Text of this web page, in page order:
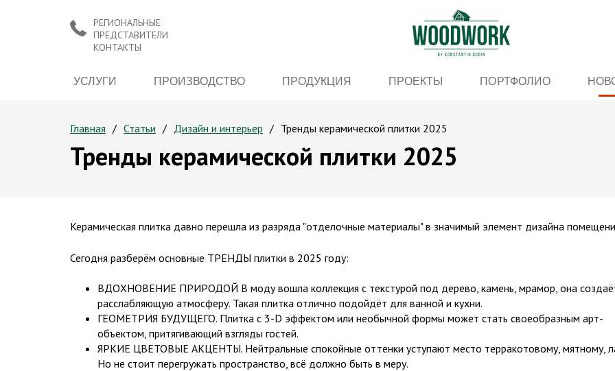
РЕГИОНАЛЬНЫЕ
ПРЕДСТАВИТЕЛИ
КОНТАКТЫ
УСЛУГИ ПРОИЗВОДСТВО ПРОДУКЦИЯ ПРОЕКТЫ ПОРТФОЛИО
Главная Статьи Дизайн и интерьер Тренды керамической плитки 2025
Тренды керамической плитки 2025
Керамическая плитка давно перешла из разряда "отделочные материалы" в значимый элемент дизайна
Сегодня разберём основные ТРЕНДЫ плитки в 2025 году:
ВДОХНОВЕНИЕ ПРИРОДОЙ В моду вошла коллекция с текстурой под дерево, камень, мрамор, она
расслабляющую атмосферу. Такая плитка отлично подойдёт для ванной и кухни.
ГЕОМЕТРИЯ БУДУЩЕГО. Плитка с 3-D эффектом или необычной формы может стать своеобразным арт-
объектом, притягивающий взгляды гостей.
ЯРКИЕ ЦВЕТОВЫЕ АКЦЕНТЫ. Нейтральные спокойные оттенки уступают место терракотовому, мятному,
Но не стоит перегружать пространство, всё должно быть в меру.